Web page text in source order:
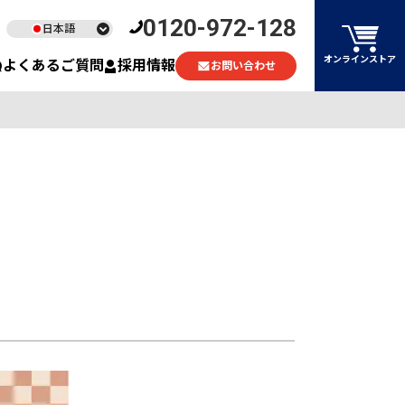
よくあるご質問 採用情報 お問い合わせ
0120-972-128
日本語
ไทย
オンラインストア